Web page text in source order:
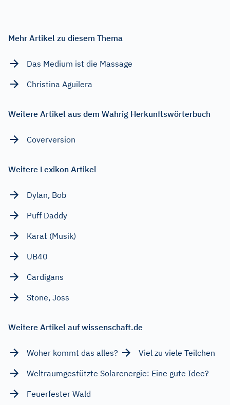
Mehr Artikel zu diesem Thema
Das Medium ist die Massage
Christina Aguilera
Weitere Artikel aus dem Wahrig Herkunftswörterbuch
Coverversion
Weitere Lexikon Artikel
Dylan, Bob
Puff Daddy
Karat (Musik)
UB40
Cardigans
Stone, Joss
Weitere Artikel auf wissenschaft.de
Woher kommt das alles?
Viel zu viele Teilchen
Weltraumgestützte Solarenergie: Eine gute Idee?
Feuerfester Wald